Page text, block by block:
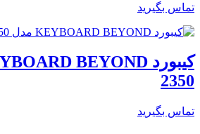
تماس بگیرید
2350
تماس بگیرید